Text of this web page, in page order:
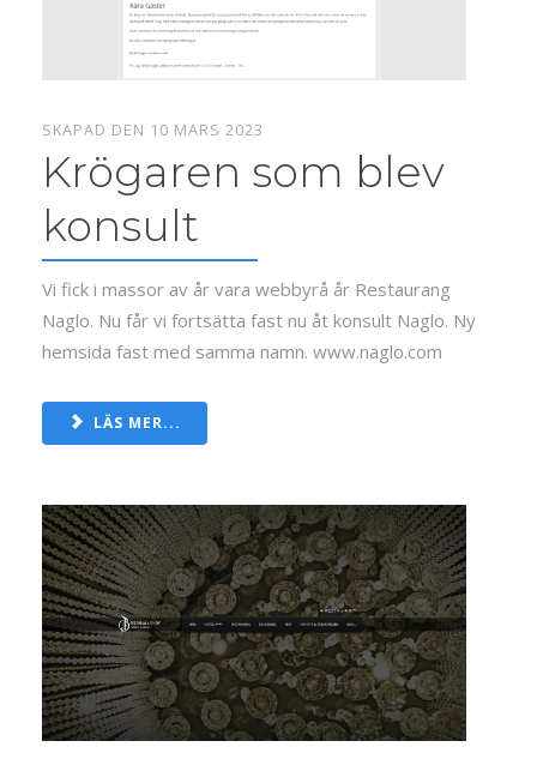
SKAPAD DEN 10 MARS 2023
Krögaren som blev
konsult
Vi fick i massor av år vara webbyrå år Restaurang
Naglo. Nu får vi fortsätta fast nu åt konsult Naglo. Ny
hemsida fast med samma namn. www.naglo.com
LÄS MER...